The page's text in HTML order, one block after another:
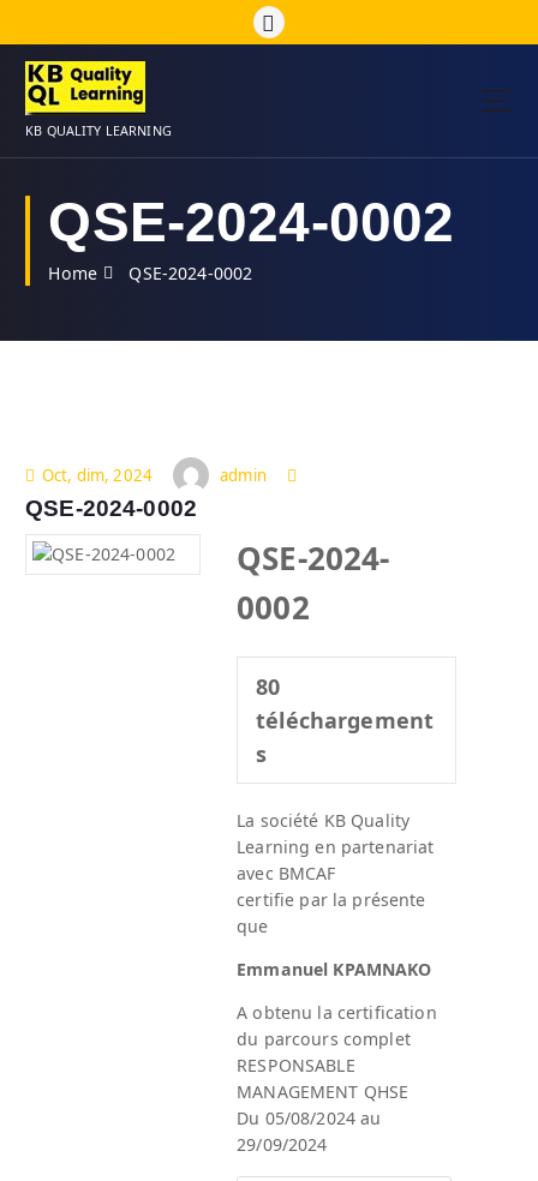
KB QUALITY LEARNING
QSE-2024-0002
Home QSE-2024-0002
Oct, dim, 2024 admin
QSE-2024-0002
QSE-2024-
0002
80
téléchargement
s
La société KB Quality
Learning en partenariat
avec BMCAF
certifie par la présente
que
Emmanuel KPAMNAKO
A obtenu la certification
du parcours complet
RESPONSABLE
MANAGEMENT QHSE
Du 05/08/2024 au
29/09/2024